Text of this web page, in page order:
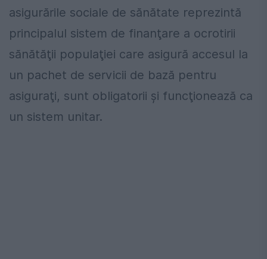
asigurările sociale de sănătate reprezintă
principalul sistem de finanţare a ocrotirii
sănătăţii populaţiei care asigură accesul la
un pachet de servicii de bază pentru
asiguraţi, sunt obligatorii şi funcţionează ca
un sistem unitar.